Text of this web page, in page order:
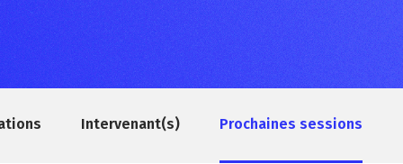
Intervenant(s) Prochaines sessions